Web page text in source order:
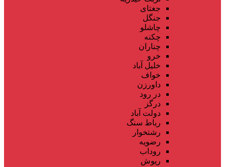
جغتای
جنگل
چاشلو
چکنه
چناران
خرو
خلیل آباد
خواف
داورزن
در رود
درگز
دولت آباد
رباط سنگ
رشتخوار
رضویه
روداب
ریوش